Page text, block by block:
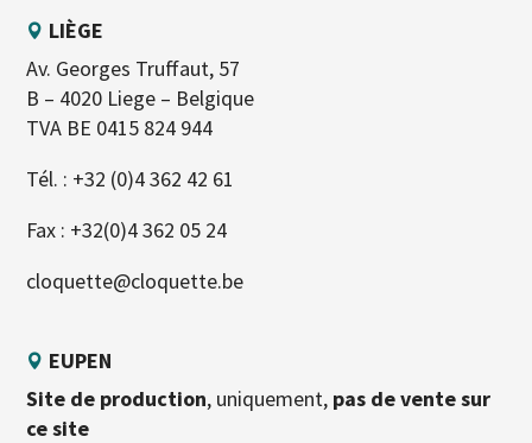
LIÈGE
Av. Georges Truffaut, 57
B – 4020 Liege – Belgique
TVA BE 0415 824 944
Tél. : +32 (0)4 362 42 61
Fax : +32(0)4 362 05 24
cloquette@cloquette.be
EUPEN
Site de production, uniquement, pas de vente sur
ce site